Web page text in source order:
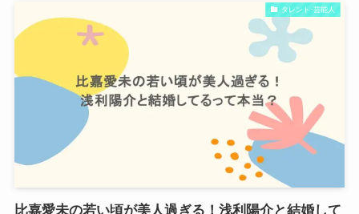
タレント･芸能人
比嘉愛未の若い頃が美人過ぎる！浅利陽介と結婚して